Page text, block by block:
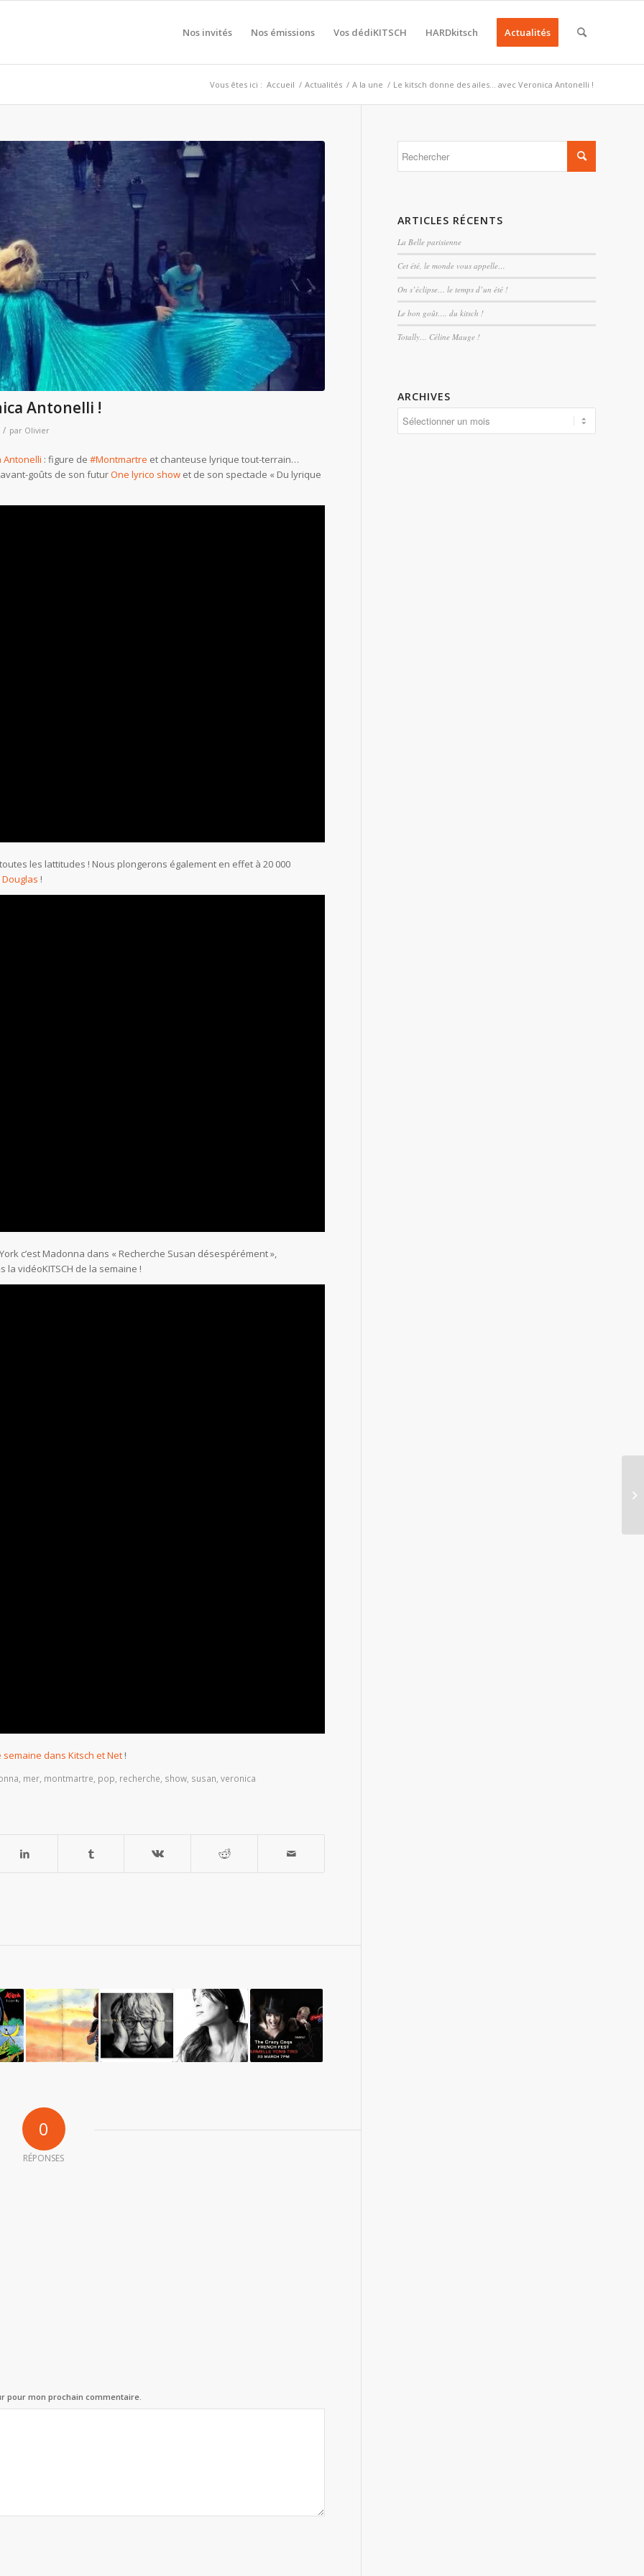
Nos invités Nos émissions Vos dédiKITSCH HARDkitsch Actualités
Vous êtes ici : Accueil / Actualités / A la une / Le kitsch donne des ailes… avec Veronica Antonelli !
Antonelli !
/ par Olivier
Antonelli : figure de #Montmartre et chanteuse lyrique tout-terrain…
goûts de son futurOne lyrico show et de son spectacle « Du lyrique
les lattitudes ! Nous plongerons également en effet à 20 000
!
c’est Madonna dans « Recherche Susan désespérément »,
vidéoKITSCH de la semaine !
semaine dans Kitsch et Net !
, mer, montmartre, pop, recherche, show, susan, veronica
0
RÉPONSES
pour mon prochain commentaire.
ARTICLES RÉCENTS
La Belle parisienne
Cet été, le monde vous appelle…
On s’éclipse… le temps d’un été !
Le bon goût…. du kitsch !
Totally… Céline Mauge !
ARCHIVES